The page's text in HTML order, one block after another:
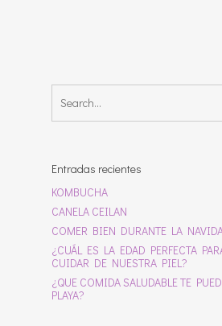
Entradas recientes
KOMBUCHA
CANELA CEILAN
COMER BIEN DURANTE LA
¿CUÁL ES LA EDAD PERFECTA
CUIDAR DE NUESTRA PIEL?
¿QUE COMIDA SALUDABLE TE
PLAYA?